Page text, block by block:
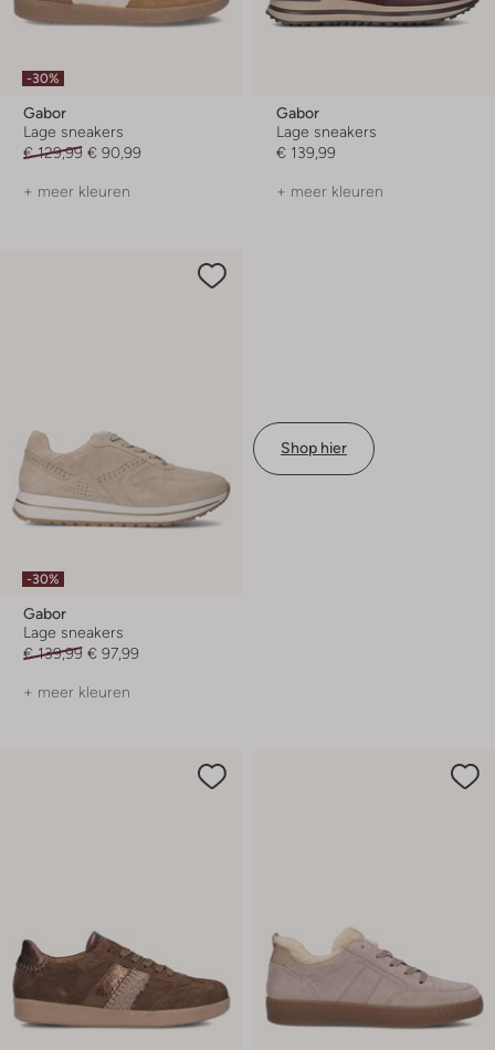
-30%
Gabor
Lage sneakers
€ 129,99 € 90,99
+ meer kleuren
Gabor
Lage sneakers
€ 139,99
+ meer kleuren
-30%
Gabor
Lage sneakers
€ 139,99 € 97,99
+ meer kleuren
Shop hier